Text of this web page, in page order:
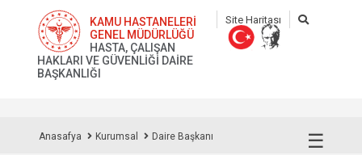
KAMU HASTANELERİ
GENEL MÜDÜRLÜĞÜ
HASTA, ÇALIŞAN
HAKLARI VE GÜVENLİĞİ DAİRE
BAŞKANLIĞI
Site Haritası
☰
Anasafya Kurumsal Daire Başkanı